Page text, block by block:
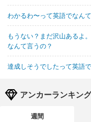
わかるわ〜って英語でなん
もうない？まだ沢山あるよ
なんて言うの？
達成しそうでしたって英語
アンカーランキング
週間